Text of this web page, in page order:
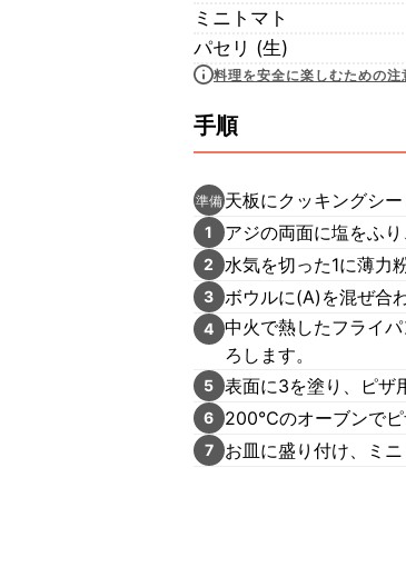
ミニトマト
パセリ (生)
料理を安全に楽しむための注
手順
準備 天板にクッキングシ
1 アジの両面に塩をふり
2 水気を切った1に薄力
3 ボウルに(A)を混ぜ合
4 中火で熱したフライ
ろします。
5 表面に3を塗り、ピザ
6 200℃のオーブンでピ
7 お皿に盛り付け、ミ